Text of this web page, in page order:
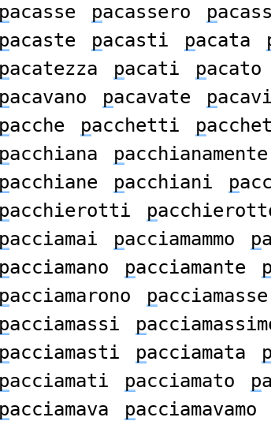
pacasse pacassero p
pacaste pacasti pacata
pacatezza pacati pacato
pacavano pacavate pacavi
pacche pacchetti p
pacchiana pacchianamente
pacchiane pacchiani p
pacchierotti p
pacciamai pacciamammo p
pacciamano pacciamante p
pacciamarono pacciamasse
pacciamassi p
pacciamasti pacciamata p
pacciamati pacciamato p
pacciamava pacciamavamo